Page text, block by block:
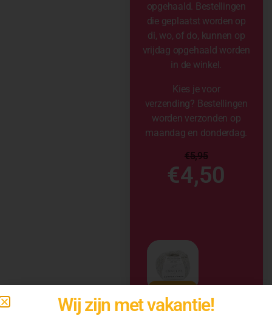
opgehaald. Bestellingen
die geplaatst worden op
di, wo, of do, kunnen op
vrijdag opgehaald worden
in de winkel.
Kies je voor
verzending? Bestellingen
worden verzonden op
maandag en donderdag.
€5,95
€4,50
Wij zijn met vakantie!